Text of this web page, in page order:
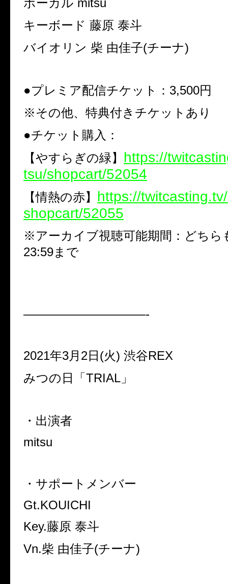
ボーカル mitsu
キーボード 藤原 泰斗
バイオリン 柴 由佳子(チーナ)
●プレミア配信チケット： 3,500円
※その他、特典付きチケットあり
●チケット購入：
【やすらぎの緑】 https://
tsu/shopcart/52054
【情熱の赤】 https://
shopcart/52055
※アーカイブ視聴可能期間：どちら
23:59まで
——————————-
2021年3月 2日 (火) 渋谷REX
みつの日「 TRIAL 」
・出演者
mitsu
・サポートメンバー
Gt.KOUICHI
Key.藤原 泰斗
Vn.柴 由佳子(チーナ)